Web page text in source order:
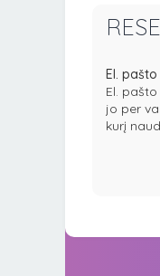
El.
El.
jo per
kurį